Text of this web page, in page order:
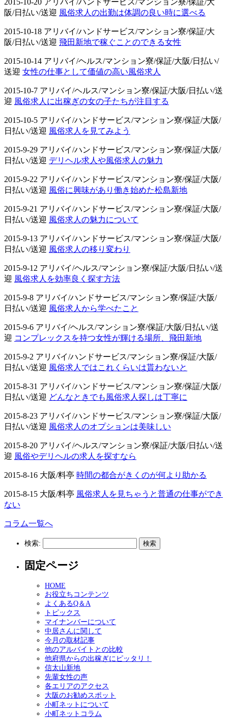
阪/日払い/送迎 風俗求人の出勤は体調の良い時に選べる
2015-10-18 アリバイ/ハンドサービス/マンション寮/保証/大
阪/日払い/送迎 飛田新地で稼ぐことのできる女性
2015-10-14 アリバイ/ヘルス/マンション寮/保証/大阪/日払い/
送迎 女性の仕事として価値の高い風俗求人
2015-10-7 アリバイ/ヘルス/マンション寮/保証/大阪/日払い/送
迎 風俗求人に出稼ぎの女の子たちが注目する
2015-10-5 アリバイ/ハンドサービス/マンション寮/保証/大阪/
日払い/送迎 風俗求人を見てみよう
2015-9-29 アリバイ/ハンドサービス/マンション寮/保証/大阪/
日払い/送迎 デリヘル求人や風俗求人の魅力
2015-9-22 アリバイ/ハンドサービス/マンション寮/保証/大阪/
日払い/送迎 風俗に興味があり働き始めた松島新地
2015-9-21 アリバイ/ハンドサービス/マンション寮/保証/大阪/
日払い/送迎 風俗求人の魅力について
2015-9-13 アリバイ/ハンドサービス/マンション寮/保証/大阪/
日払い/送迎 風俗求人の移り変わり
2015-9-12 アリバイ/ヘルス/マンション寮/保証/大阪/日払い/送
迎 風俗求人を効率良く探す方法
2015-9-8 アリバイ/ハンドサービス/マンション寮/保証/大阪/
日払い/送迎 風俗求人から学べたこと
2015-9-6 アリバイ/ヘルス/マンション寮/保証/大阪/日払い/送
迎 コンプレックスを持つ女性が輝ける場所、飛田新地
2015-9-2 アリバイ/ハンドサービス/マンション寮/保証/大阪/
日払い/送迎 風俗求人ではこれくらいは貰わないと
2015-8-31 アリバイ/ハンドサービス/マンション寮/保証/大阪/
日払い/送迎 どんなときでも風俗求人探しは丁寧に
2015-8-23 アリバイ/ハンドサービス/マンション寮/保証/大阪/
日払い/送迎 風俗求人のオプションは美味しい
2015-8-20 アリバイ/ヘルス/マンション寮/保証/大阪/日払い/送
迎 風俗やデリヘルの求人を探すなら
2015-8-16 大阪/料亭 時間の都合がきくのが何より助かる
2015-8-15 大阪/料亭 風俗求人を見ちゃうと普通の仕事ができ
ない
コラム一覧へ
検索:
固定ページ
HOME
お役立ちコンテンツ
よくあるQ＆A
トピックス
マイナンバーについて
中居さんに関して
今月の取材記事
他のアルバイトとの比較
他府県からの出稼ぎにピッタリ！
信太山新地
先輩女性の声
各エリアのアクセス
大阪のお勧めスポット
小町ネットについて
小町ネットコラム